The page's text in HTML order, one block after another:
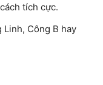
tích cực.
Công B hay